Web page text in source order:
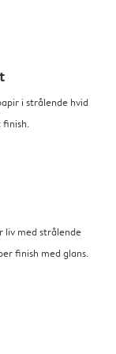
i strålende hvid
finish.
liv med strålende
finish med glans.